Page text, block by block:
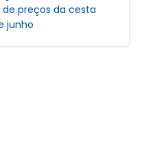
de preços da cesta
junho